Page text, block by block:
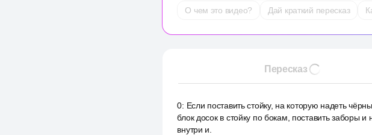
О чем это видео? Дай краткий пересказ
Пересказ
0: Если поставить стойку, на которую надеть
блок досок в стойку по бокам, поставить заборы
внутри и.